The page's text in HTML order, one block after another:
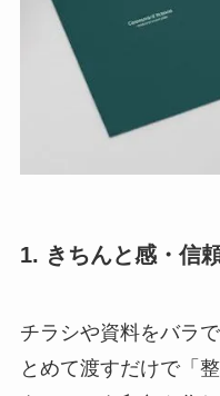
1. きちんと感・信
チラシや資料をバラ
とめて渡すだけで「